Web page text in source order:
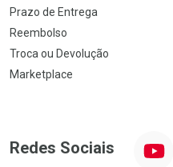
Prazo de Entrega
Reembolso
Troca ou Devolução
Marketplace
Redes Sociais